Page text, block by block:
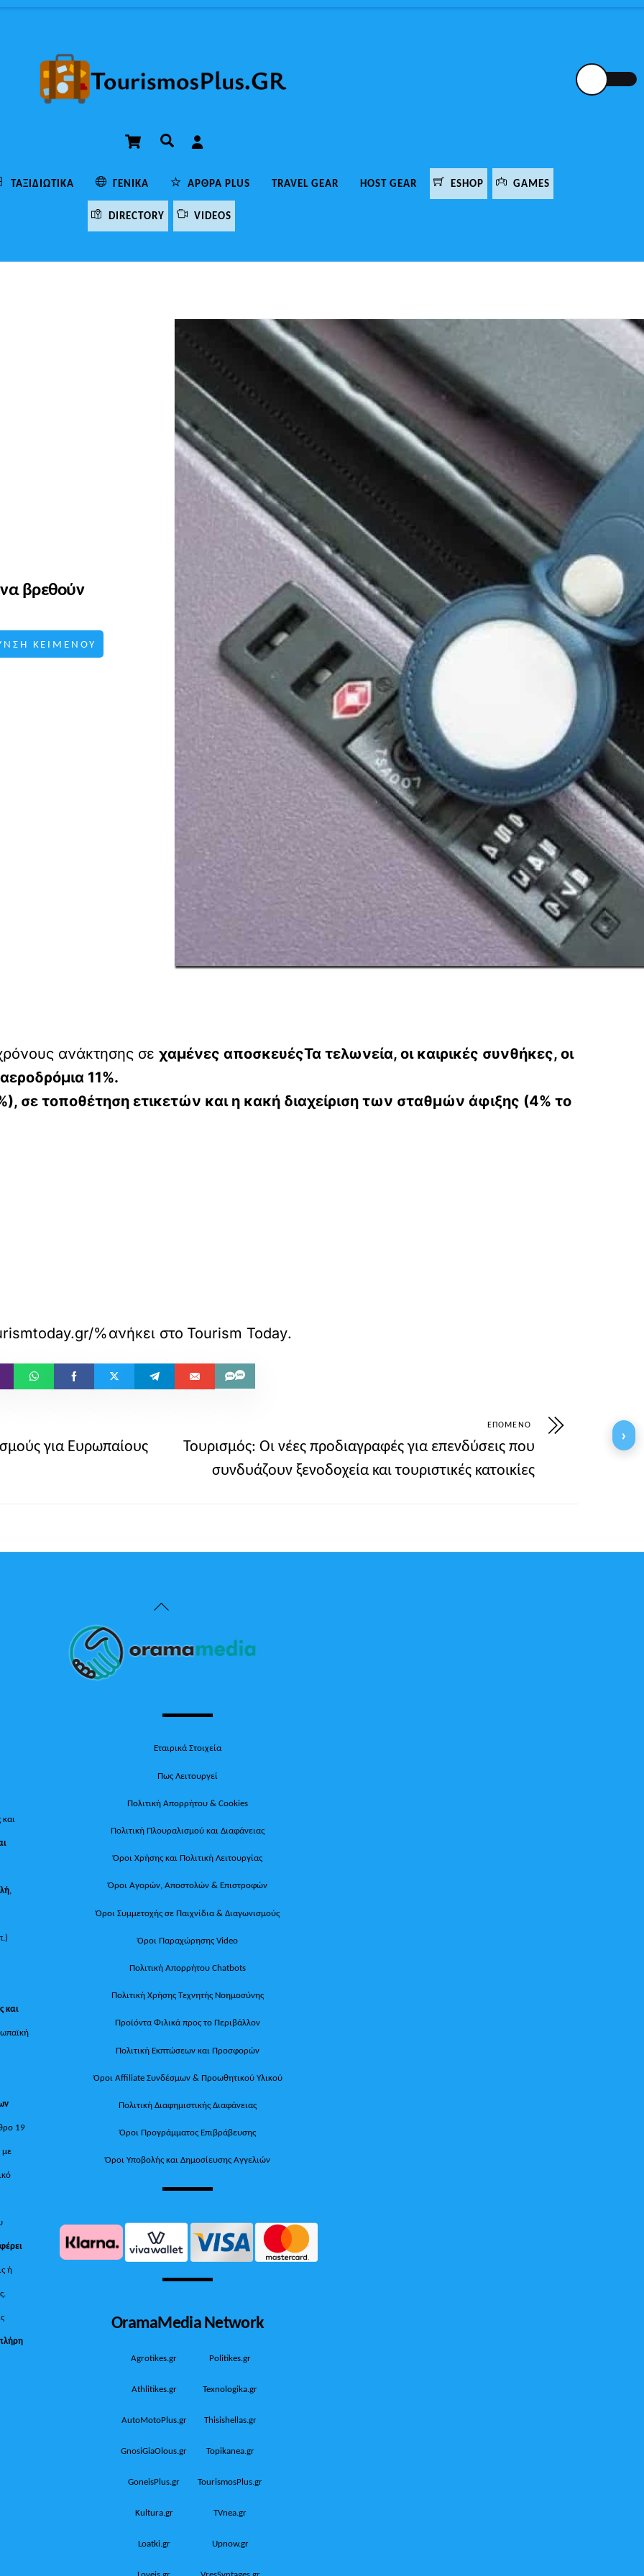
Cart Αναζήτηση
ΤΑΞΙΔΙΩΤΙΚΆ ΓΕΝΙΚΆ ΆΡΘΡΑ PLUS TRAVEL GEAR HOST GEAR ESHOP GAMES
DIRECTORY VIDEOS
βρεθούν
ΚΕΙΜΕΝΟΥ
ανάκτησης σε χαμένες αποσκευέςΤα τελωνεία, οι καιρικές συνθήκες, οι
11%.
τοποθέτηση ετικετών και η κακή διαχείριση των σταθμών άφιξης (4% το
%CF%80%CF%8C%CF%83%CE%BF-
ανήκει στο Tourism Today.
για Ευρωπαίους
ΕΠΌΜΕΝΟ
Τουρισμός: Οι νέες προδιαγραφές για επενδύσεις που
συνδυάζουν ξενοδοχεία και τουριστικές κατοικίες
Back
Top
,
και
19
με
ή
Εταιρικά Στοιχεία
Πως Λειτουργεί
Πολιτική Απορρήτου & Cookies
Πολιτική Πλουραλισμού και Διαφάνειας
Όροι Χρήσης και Πολιτική Λειτουργίας
Όροι Αγορών, Αποστολών & Επιστροφών
Όροι Συμμετοχής σε Παιχνίδια & Διαγωνισμούς
Όροι Παραχώρησης Video
Πολιτική Απορρήτου Chatbots
Πολιτική Χρήσης Τεχνητής Νοημοσύνης
Προϊόντα Φιλικά προς το Περιβάλλον
Πολιτική Εκπτώσεων και Προσφορών
Όροι Affiliate Συνδέσμων & Προωθητικού Υλικού
Πολιτική Διαφημιστικής Διαφάνειας
Όροι Προγράμματος Επιβράβευσης
Όροι Υποβολής και Δημοσίευσης Αγγελιών
OramaMedia Network
Agrotikes.gr Politikes.gr
Athlitikes.gr Texnologika.gr
AutoMotoPlus.gr Thisishellas.gr
GnosiGiaOlous.gr Topikanea.gr
GoneisPlus.gr TourismosPlus.gr
Kultura.gr TVnea.gr
Loatki.gr Upnow.gr
›